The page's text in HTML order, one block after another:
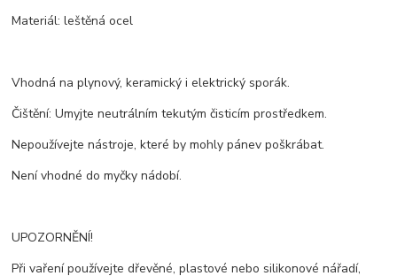
Materiál: leštěná ocel
Vhodná na plynový, keramický i elektrický sporák.
Čištění: Umyjte neutrálním tekutým čisticím prostředkem.
Nepoužívejte nástroje, které by mohly pánev poškrábat.
Není vhodné do myčky nádobí.
UPOZORNĚNÍ!
Při vaření používejte dřevěné, plastové nebo silikonové nářadí,